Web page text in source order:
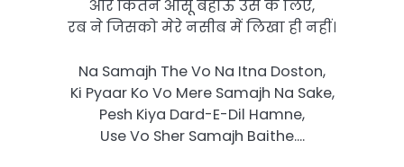
​​और कितने आंसू बहाऊँ उस के लिए​,
रब ने जिसको मेरे नसीब में लिखा ही नहीं।
Na Samajh The Vo Na Itna Doston,
Ki Pyaar Ko Vo Mere Samajh Na Sake,
Pesh Kiya Dard-E-Dil Hamne,
Use Vo Sher Samajh Baithe….